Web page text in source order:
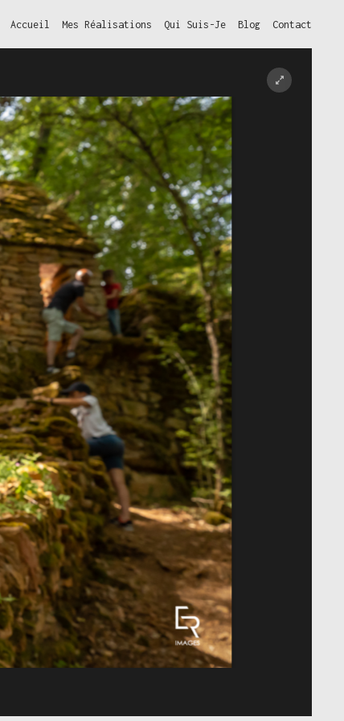
Accueil Mes Réalisations Qui Suis-Je Blog Contact